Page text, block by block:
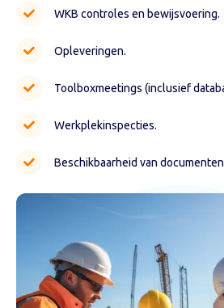
WKB controles en bewijsvoering.
Opleveringen.
Toolboxmeetings (inclusief
Werkplekinspecties.
Beschikbaarheid van